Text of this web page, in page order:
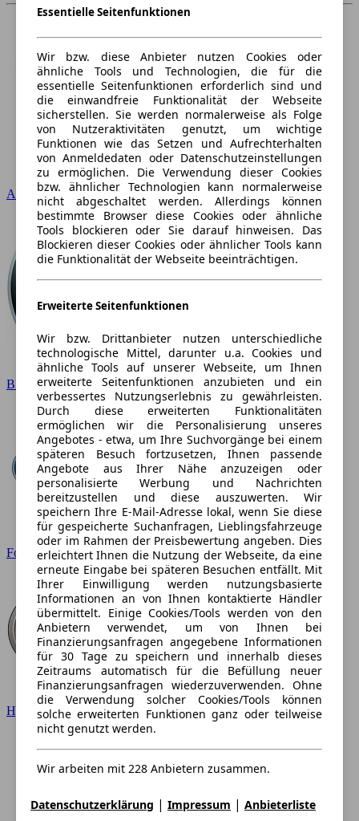
Audi
BMW
Ford
Hyundai
Essentielle Seitenfunktionen
Wir bzw. diese Anbieter nutzen Cookies oder
ähnliche Tools und Technologien, die für die
essentielle Seitenfunktionen erforderlich sind und
die einwandfreie Funktionalität der Webseite
sicherstellen. Sie werden normalerweise als Folge
von Nutzeraktivitäten genutzt, um wichtige
Funktionen wie das Setzen und Aufrechterhalten
von Anmeldedaten oder Datenschutzeinstellungen
zu ermöglichen. Die Verwendung dieser Cookies
bzw. ähnlicher Technologien kann normalerweise
nicht abgeschaltet werden. Allerdings können
bestimmte Browser diese Cookies oder ähnliche
Tools blockieren oder Sie darauf hinweisen. Das
Blockieren dieser Cookies oder ähnlicher Tools kann
die Funktionalität der Webseite beeinträchtigen.
Erweiterte Seitenfunktionen
Wir bzw. Drittanbieter nutzen unterschiedliche
technologische Mittel, darunter u.a. Cookies und
ähnliche Tools auf unserer Webseite, um Ihnen
erweiterte Seitenfunktionen anzubieten und ein
verbessertes Nutzungserlebnis zu gewährleisten.
Durch diese erweiterten Funktionalitäten
ermöglichen wir die Personalisierung unseres
Angebotes - etwa, um Ihre Suchvorgänge bei einem
späteren Besuch fortzusetzen, Ihnen passende
Angebote aus Ihrer Nähe anzuzeigen oder
personalisierte Werbung und Nachrichten
bereitzustellen und diese auszuwerten. Wir
speichern Ihre E-Mail-Adresse lokal, wenn Sie diese
für gespeicherte Suchanfragen, Lieblingsfahrzeuge
oder im Rahmen der Preisbewertung angeben. Dies
erleichtert Ihnen die Nutzung der Webseite, da eine
erneute Eingabe bei späteren Besuchen entfällt. Mit
Ihrer Einwilligung werden nutzungsbasierte
Informationen an von Ihnen kontaktierte Händler
übermittelt. Einige Cookies/Tools werden von den
Anbietern verwendet, um von Ihnen bei
Finanzierungsanfragen angegebene Informationen
für 30 Tage zu speichern und innerhalb dieses
Zeitraums automatisch für die Befüllung neuer
Finanzierungsanfragen wiederzuverwenden. Ohne
die Verwendung solcher Cookies/Tools können
solche erweiterten Funktionen ganz oder teilweise
nicht genutzt werden.
Wir arbeiten mit 228 Anbietern zusammen.
Datenschutzerklärung | Impressum | Anbieterliste